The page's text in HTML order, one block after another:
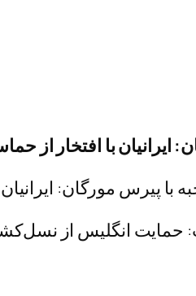
ایرانیان با افتخار
حمایت انگلیس از